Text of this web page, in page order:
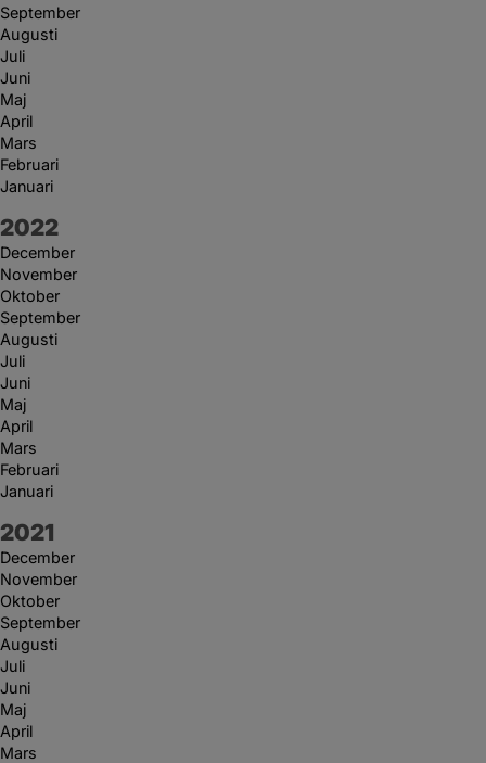
September
Augusti
Juli
Juni
Maj
April
Mars
Februari
Januari
År:
2022
December
November
Oktober
September
Augusti
Juli
Juni
Maj
April
Mars
Februari
Januari
År:
2021
December
November
Oktober
September
Augusti
Juli
Juni
Maj
April
Mars